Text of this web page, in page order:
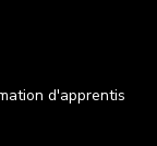
d'apprentis